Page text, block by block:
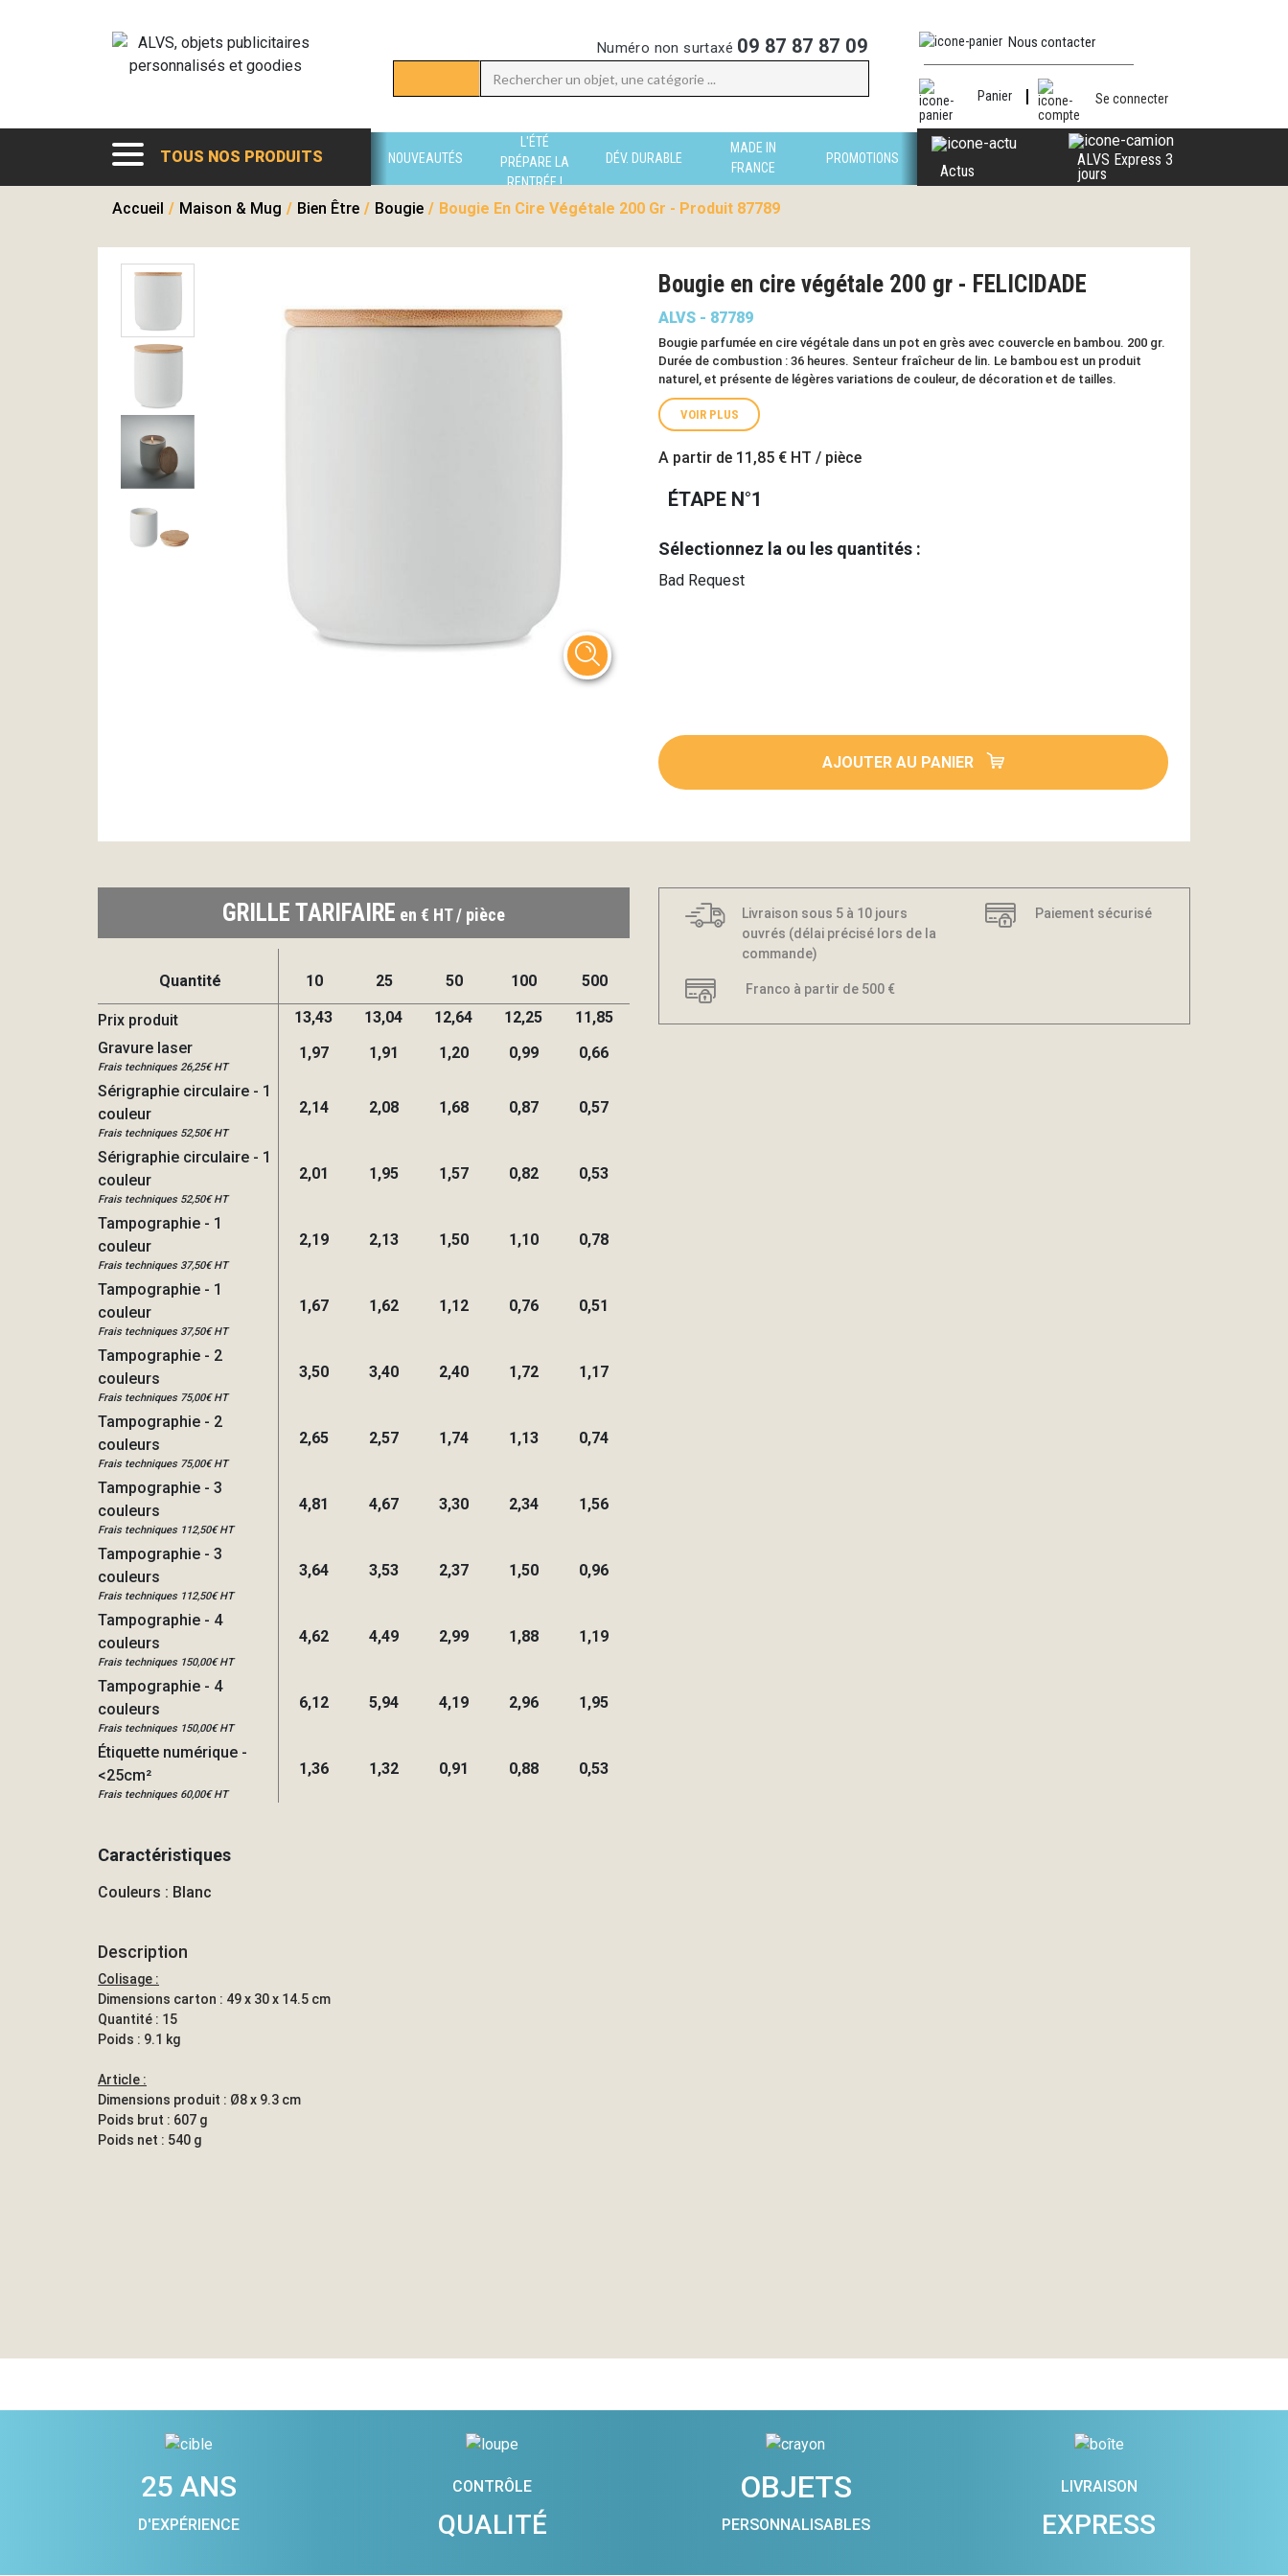
Numéro non surtaxé 09 87 87 87 09 Nous contacter
Panier Se connecter
TOUS NOS PRODUITS NOUVEAUTÉS
L'ÉTÉ
PRÉPARE LA
RENTRÉE !
DÉV. DURABLE
MADE IN
FRANCE
PROMOTIONS
Actus
ALVS Express 3
jours
Accueil / Maison & Mug / Bien Être / Bougie / Bougie En Cire Végétale 200 Gr - Produit 87789
Bougie en cire végétale 200 gr - FELICIDADE
ALVS - 87789
Bougie parfumée en cire végétale dans un pot en grès avec couvercle en bambou. 200 gr.
Durée de combustion : 36 heures. Senteur fraîcheur de lin. Le bambou est un produit
naturel, et présente de légères variations de couleur, de décoration et de tailles.
VOIR PLUS
A partir de 11,85 € HT / pièce
ÉTAPE N°1
Sélectionnez la ou les quantités :
Bad Request
AJOUTER AU PANIER
GRILLE TARIFAIRE en € HT / pièce
Quantité 10 25 50 100 500
Prix produit 13,43 13,04 12,64 12,25
11,85
Gravure laser
Frais techniques 26,25€ HT
1,97 1,91 1,20 0,99 0,66
Sérigraphie circulaire - 1
couleur
Frais techniques 52,50€ HT
2,14 2,08 1,68 0,87 0,57
Sérigraphie circulaire - 1
couleur
Frais techniques 52,50€ HT
2,01 1,95 1,57 0,82 0,53
Tampographie - 1
couleur
Frais techniques 37,50€ HT
2,19 2,13 1,50 1,10 0,78
Tampographie - 1
couleur
Frais techniques 37,50€ HT
1,67 1,62 1,12 0,76 0,51
Tampographie - 2
couleurs
Frais techniques 75,00€ HT
3,50 3,40 2,40 1,72 1,17
Tampographie - 2
couleurs
Frais techniques 75,00€ HT
2,65 2,57 1,74 1,13 0,74
Tampographie - 3
couleurs
Frais techniques 112,50€ HT
4,81 4,67 3,30 2,34 1,56
Tampographie - 3
couleurs
Frais techniques 112,50€ HT
3,64 3,53 2,37 1,50 0,96
Tampographie - 4
couleurs
Frais techniques 150,00€ HT
4,62 4,49 2,99 1,88 1,19
Tampographie - 4
couleurs
Frais techniques 150,00€ HT
6,12 5,94 4,19 2,96 1,95
Étiquette numérique -
<25cm²
Frais techniques 60,00€ HT
1,36 1,32 0,91 0,88 0,53
Caractéristiques
Couleurs : Blanc
Description
Colisage :
Dimensions carton : 49 x 30 x 14.5 cm
Quantité : 15
Poids : 9.1 kg
Article :
Dimensions produit : Ø8 x 9.3 cm
Poids brut : 607 g
Poids net : 540 g
Livraison sous 5 à 10 jours
ouvrés (délai précisé lors de la
commande)
Paiement sécurisé
Franco à partir de 500 €
25 ANS
D'EXPÉRIENCE
CONTRÔLE
QUALITÉ
OBJETS
PERSONNALISABLES
LIVRAISON
EXPRESS